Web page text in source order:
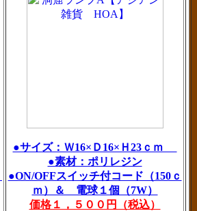
●サイズ：Ｗ16×Ｄ16×Ｈ23ｃｍ
●素材：ポリレジン
●ON/OFFスイッチ付コード（150ｃ
ｍ）＆ 電球１個（7W）
価格１，５００円（税込）